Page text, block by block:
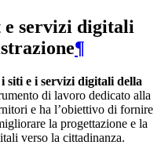
servizi digitali
¶
siti e i servizi digitali della
di lavoro dedicato alla
e ha l’obiettivo di fornire
la progettazione e la
verso la cittadinanza.